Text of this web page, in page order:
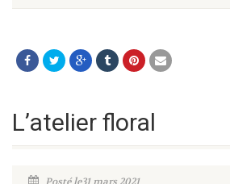
L’atelier floral